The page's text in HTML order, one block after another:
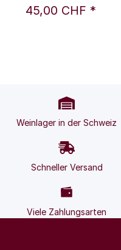
2021 0,75 l - Podere Le
Bèrne / Fam. Natalini
45,00 CHF *
Weinlager in der Schweiz
Schneller Versand
Viele Zahlungsarten